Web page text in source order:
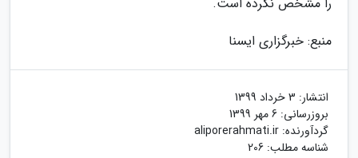
منبع: خبرگزاری ایسنا
انتشار: 3 خرداد 1399
بروزرسانی: 6 مهر 1399
گردآورنده: aliporerahmati.ir
شناسه مطلب: 206